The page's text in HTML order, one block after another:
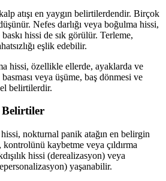
atışı en yaygın belirtilerdendir. Birçok
Nefes darlığı veya boğulma hissi,
hissi de sık görülür. Terleme,
eşlik edebilir.
hissi, özellikle ellerde, ayaklarda ve
veya üşüme, baş dönmesi ve
belirtilerdir.
Belirtiler
nokturnal panik atağın en belirgin
kaybetme veya çıldırma
hissi (derealizasyon) veya
yaşanabilir.